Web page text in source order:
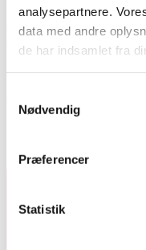
analysepartnere.
data med andre
de har indsamlet fra
Nødvendig
Præferencer
Statistik
Loftslamper
Beskrivelse
metal. Ø 50 cm. Formgivet
Fremstår med brugsspor.
Tilmeld dig vores